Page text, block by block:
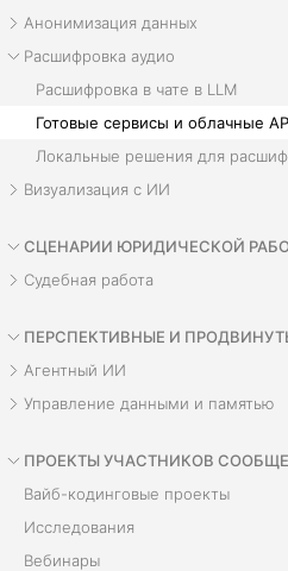
Анонимизация данных
Расшифровка аудио
Расшифровка в чате в LLM
Готовые сервисы и облачные
Локальные решения для
Визуализация с ИИ
СЦЕНАРИИ ЮРИДИЧЕСКОЙ
Судебная работа
Агентный ИИ
Управление данными и памятью
ПРОЕКТЫ УЧАСТНИКОВ
Вайб-кодинговые проекты
Исследования
Вебинары